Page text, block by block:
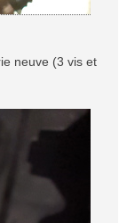
neuve (3 vis et